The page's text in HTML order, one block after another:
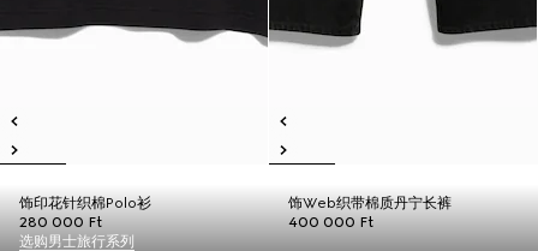
饰印花针织棉Polo衫
280 000 Ft
饰Web织带棉质丹宁长裤
400 000 Ft
选购男士旅行系列